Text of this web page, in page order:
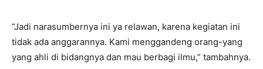
“Jadi narasumbernya ini ya relawan, karena kegiatan ini
tidak ada anggarannya. Kami menggandeng orang-yang
yang ahli di bidangnya dan mau berbagi ilmu,” tambahnya.